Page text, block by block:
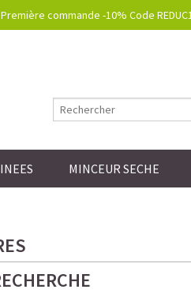
Première commande -10% Code
MINCEUR SECHE